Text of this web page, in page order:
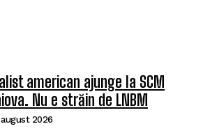
american ajunge la SCM
Nu e străin de LNBM
2026